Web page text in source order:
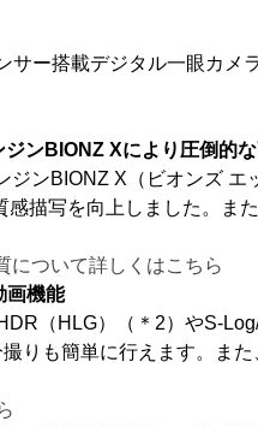
ー搭載デジタル一眼カ
ンBIONZ Xにより圧倒的
ンBIONZ X（ビオンズ
描写を向上しました。ま
について詳しくはこちら
画機能
（HLG）（＊2）やS-
りも簡単に行えます。ま